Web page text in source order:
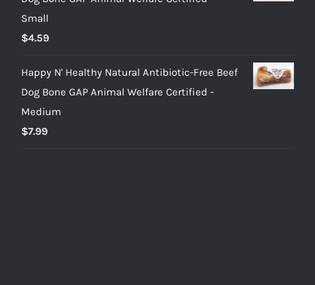
Small
$4.59
Happy N' Healthy Natural Antibiotic-Free Beef
Dog Bone GAP Animal Welfare Certified -
Medium
$7.99